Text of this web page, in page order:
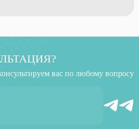
вас по любому вопросу